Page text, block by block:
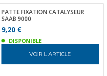
PATTE FIXATION CATALYSEUR
SAAB 9000
9,20 €
DISPONIBLE
VOIR L ARTICLE